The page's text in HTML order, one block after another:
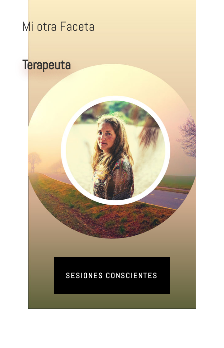
Mi otra Faceta
Terapeuta
SESIONES CONSCIENTES